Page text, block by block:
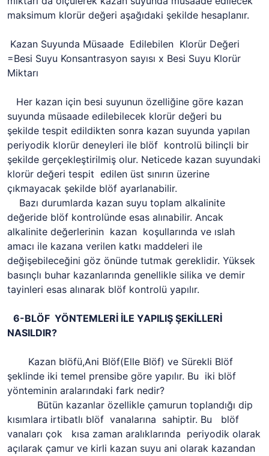
maksimum klorür değeri aşağıdaki şekilde hesaplanır.
Kazan Suyunda Müsaade Edilebilen Klorür Değeri
=Besi Suyu Konsantrasyon sayısı x Besi Suyu Klorür
Miktarı
Her kazan için besi suyunun özelliğine göre kazan
suyunda müsaade edilebilecek klorür değeri bu
şekilde tespit edildikten sonra kazan suyunda yapılan
periyodik klorür deneyleri ile blöf kontrolü bilinçli bir
şekilde gerçekleştirilmiş olur. Neticede kazan suyundaki
klorür değeri tespit edilen üst sınırın üzerine
çıkmayacak şekilde blöf ayarlanabilir.
Bazı durumlarda kazan suyu toplam alkalinite
değeride blöf kontrolünde esas alınabilir. Ancak
alkalinite değerlerinin kazan koşullarında ve ıslah
amacı ile kazana verilen katkı maddeleri ile
değişebileceğini göz önünde tutmak gereklidir. Yüksek
basınçlı buhar kazanlarında genellikle silika ve demir
tayinleri esas alınarak blöf kontrolü yapılır.
6-BLÖF YÖNTEMLERİ İLE YAPILIŞ ŞEKİLLERİ
NASILDIR?
Kazan blöfü,Ani Blöf(Elle Blöf) ve Sürekli Blöf
şeklinde iki temel prensibe göre yapılır. Bu iki blöf
yönteminin aralarındaki fark nedir?
Bütün kazanlar özellikle çamurun toplandığı dip
kısımlara irtibatlı blöf vanalarına sahiptir. Bu blöf
vanaları çok kısa zaman aralıklarında periyodik olarak
açılarak çamur ve kirli kazan suyu ani olarak kazandan